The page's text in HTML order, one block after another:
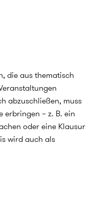
die aus thematisch
abzuschließen, muss
erbringen – z. B. ein
oder eine Klausur
wird auch als